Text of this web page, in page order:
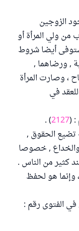
الزوجين
من ولي المرأة أو
أيضا شروط
, ورضاهما ,
، وصارت المرأة
في
: (
2127
) .
تضيع الحقوق ,
والخداع , خصوصا
كثير من الناس .
هو لحفظ
الفتوى رقم :